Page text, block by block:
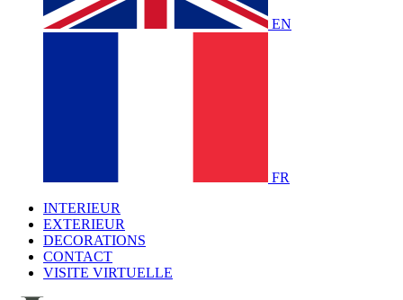
EN
FR
INTERIEUR
EXTERIEUR
DECORATIONS
CONTACT
VISITE VIRTUELLE